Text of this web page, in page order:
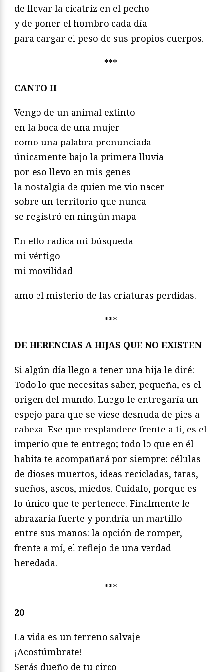
de llevar la cicatriz en el pecho
y de poner el hombro cada día
para cargar el peso de sus propios cuerpos.
***
CANTO II
Vengo de un animal extinto
en la boca de una mujer
como una palabra pronunciada
únicamente bajo la primera lluvia
por eso llevo en mis genes
la nostalgia de quien me vio nacer
sobre un territorio que nunca
se registró en ningún mapa
En ello radica mi búsqueda
mi vértigo
mi movilidad
amo el misterio de las criaturas perdidas.
***
DE HERENCIAS A HIJAS QUE NO EXISTEN
Si algún día llego a tener una hija le diré:
Todo lo que necesitas saber, pequeña, es el
origen del mundo. Luego le entregaría un
espejo para que se viese desnuda de pies a
cabeza. Ese que resplandece frente a ti, es el
imperio que te entrego; todo lo que en él
habita te acompañará por siempre: células
de dioses muertos, ideas recicladas, taras,
sueños, ascos, miedos. Cuídalo, porque es
lo único que te pertenece. Finalmente le
abrazaría fuerte y pondría un martillo
entre sus manos: la opción de romper,
frente a mí, el reflejo de una verdad
heredada.
***
20
La vida es un terreno salvaje
¡Acostúmbrate!
Serás dueño de tu circo